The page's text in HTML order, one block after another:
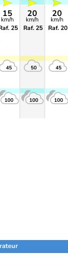
15
km/h
25
45
100
20
km/h
Raf. 25
50
100
20
km/h
Raf. 20
45
100